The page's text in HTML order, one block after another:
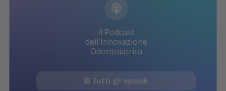
Il Podcast
dell'Innovazione
Odontoiatrica
Tutti gli episodi